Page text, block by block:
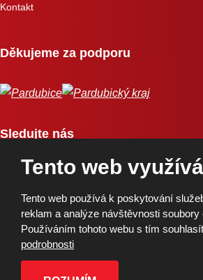
Kontakt
Děkujeme za podporu
Sledujte nás
Copyright © 2026, BK Pardubice, a.s. |
Tento web
Tento web používá k poskytování
reklam a analýze návštěvnosti soubory
Používáním tohoto webu s tím
podrobnosti